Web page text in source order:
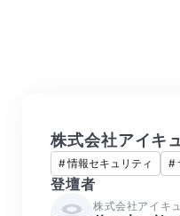
株式会社アイキ
#情報セキュリティ #
登壇者
株式会社アイキ